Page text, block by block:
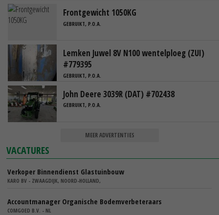
Frontgewicht 1050KG
GEBRUIKT, P.O.A.
Lemken Juwel 8V N100 wentelploeg (ZUI)
#779395
GEBRUIKT, P.O.A.
John Deere 3039R (DAT) #702438
GEBRUIKT, P.O.A.
MEER ADVERTENTIES
VACATURES
Verkoper Binnendienst Glastuinbouw
KARO BV - ZWAAGDIJK, NOORD-HOLLAND,
Accountmanager Organische Bodemverbeteraars
COMGOED B.V. - NL